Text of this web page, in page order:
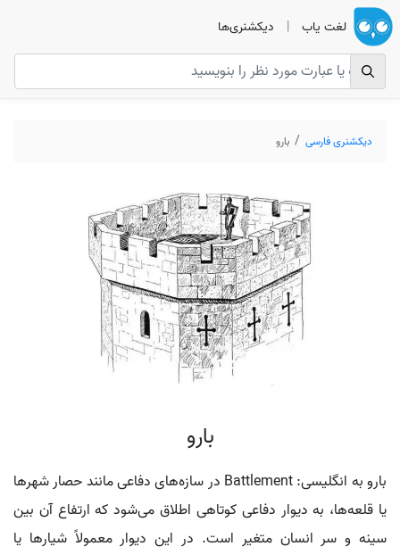
لغت یاب | دیکشنری‌ها
دیکشنری فارسی بارو
بارو
بارو به انگلیسی: Battlement در سازه‌های دفاعی مانند حصار شهرها
یا قلعه‌ها، به دیوار دفاعی کوتاهی اطلاق می‌شود که ارتفاع آن بین
سینه و سر انسان متغیر است. در این دیوار معمولاً شیارها یا